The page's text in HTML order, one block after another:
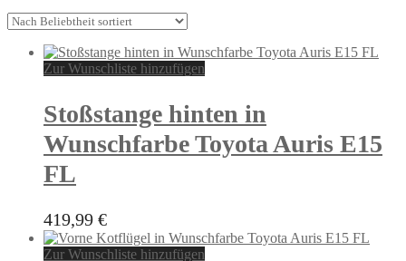
Zur Wunschliste hinzufügen
Stoßstange hinten in
Wunschfarbe Toyota Auris E15
FL
419,99 €
Zur Wunschliste hinzufügen